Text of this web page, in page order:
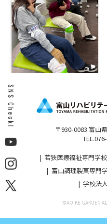
SNS Check!
〒930-0083 富山
若狭医療福祉専門学校
富山調理製菓専門
学校法
©︎AOIKE GAKUEN